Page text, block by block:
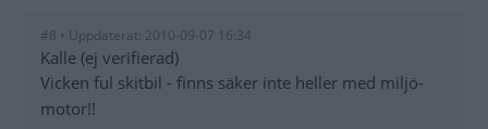
#8 • Uppdaterat: 2010-09-07 16:34
Kalle (ej verifierad)
Vicken ful skitbil - finns säker inte heller med miljö-
motor!!